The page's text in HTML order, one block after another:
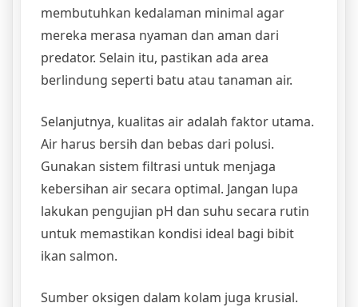
membutuhkan kedalaman minimal agar
mereka merasa nyaman dan aman dari
predator. Selain itu, pastikan ada area
berlindung seperti batu atau tanaman air.
Selanjutnya, kualitas air adalah faktor utama.
Air harus bersih dan bebas dari polusi.
Gunakan sistem filtrasi untuk menjaga
kebersihan air secara optimal. Jangan lupa
lakukan pengujian pH dan suhu secara rutin
untuk memastikan kondisi ideal bagi bibit
ikan salmon.
Sumber oksigen dalam kolam juga krusial.